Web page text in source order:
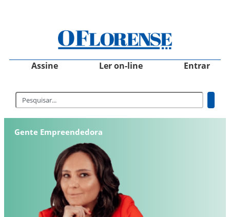
Assine Ler on-line Entrar
Gente Empreendedora